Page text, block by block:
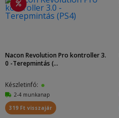
Nacon Revolution Pro kontroller 3.
0 -Terepmintás (...
Készletinfó:
2-4 munkanap
319 Ft visszajár